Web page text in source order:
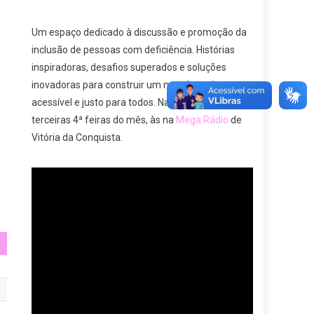
Um espaço dedicado à discussão e promoção da
inclusão de pessoas com deficiência. Histórias
inspiradoras, desafios superados e soluções
inovadoras para construir um mundo mais
acessível e justo para todos. Nas primeiras e
terceiras 4ª feiras do mês, às na Mega Rádio de
Vitória da Conquista.